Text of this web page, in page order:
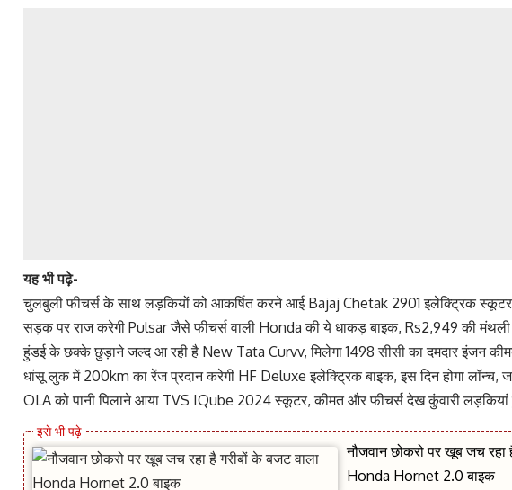
यह भी पढ़े-
चुलबुली फीचर्स के साथ लड़कियों को आकर्षित करने आई Bajaj Chetak 2901 इलेक्ट्रिक
सड़क पर राज करेगी Pulsar जैसे फीचर्स वाली Honda की ये धाकड़ बाइक, Rs2,949 की
हुंडई के छक्के छुड़ाने जल्द आ रही है New Tata Curvv, मिलेगा 1498 सीसी का दमदार इंजन
धांसू लुक में 200km का रेंज प्रदान करेगी HF Deluxe इलेक्ट्रिक बाइक, इस दिन होगा लॉन्च,
OLA को पानी पिलाने आया TVS IQube 2024 स्कूटर, कीमत और फीचर्स देख कुंवारी लड़कियां
नौजवान छोकरो पर खूब जच रहा
Honda Hornet 2.0 बाइक